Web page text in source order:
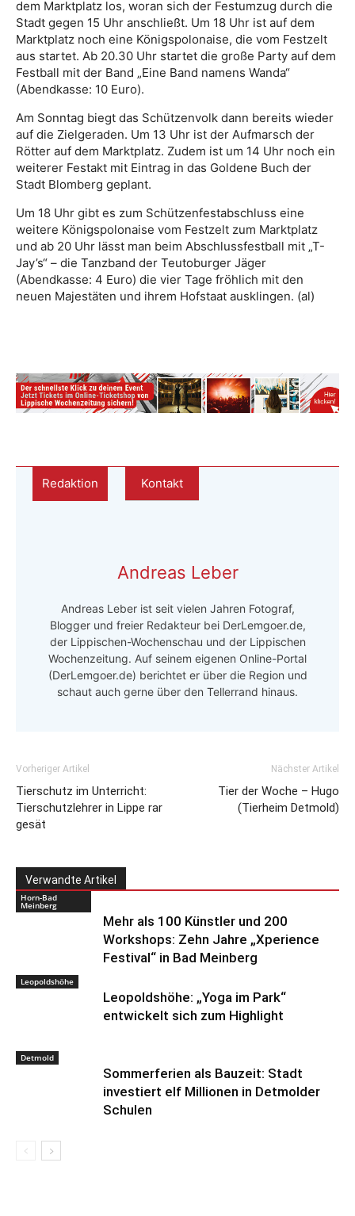
dem Marktplatz los, woran sich der Festumzug durch die
Stadt gegen 15 Uhr anschließt. Um 18 Uhr ist auf dem
Marktplatz noch eine Königspolonaise, die vom Festzelt
aus startet. Ab 20.30 Uhr startet die große Party auf dem
Festball mit der Band „Eine Band namens Wanda“
(Abendkasse: 10 Euro).
Am Sonntag biegt das Schützenvolk dann bereits wieder
auf die Zielgeraden. Um 13 Uhr ist der Aufmarsch der
Rötter auf dem Marktplatz. Zudem ist um 14 Uhr noch ein
weiterer Festakt mit Eintrag in das Goldene Buch der
Stadt Blomberg geplant.
Um 18 Uhr gibt es zum Schützenfestabschluss eine
weitere Königspolonaise vom Festzelt zum Marktplatz
und ab 20 Uhr lässt man beim Abschlussfestball mit „T-
Jay’s“ – die Tanzband der Teutoburger Jäger
(Abendkasse: 4 Euro) die vier Tage fröhlich mit den
neuen Majestäten und ihrem Hofstaat ausklingen. (al)
Redaktion Kontakt
Andreas Leber
Andreas Leber ist seit vielen Jahren Fotograf,
Blogger und freier Redakteur bei DerLemgoer.de,
der Lippischen-Wochenschau und der Lippischen
Wochenzeitung. Auf seinem eigenen Online-Portal
(DerLemgoer.de) berichtet er über die Region und
schaut auch gerne über den Tellerrand hinaus.
Vorheriger Artikel
Tierschutz im Unterricht:
Tierschutzlehrer in Lippe rar
gesät
Nächster Artikel
Tier der Woche – Hugo
(Tierheim Detmold)
Verwandte Artikel
Horn-Bad
Meinberg
Mehr als 100 Künstler und 200
Workshops: Zehn Jahre „Xperience
Festival“ in Bad Meinberg
Leopoldshöhe
Leopoldshöhe: „Yoga im Park“
entwickelt sich zum Highlight
Detmold
Sommerferien als Bauzeit: Stadt
investiert elf Millionen in Detmolder
Schulen